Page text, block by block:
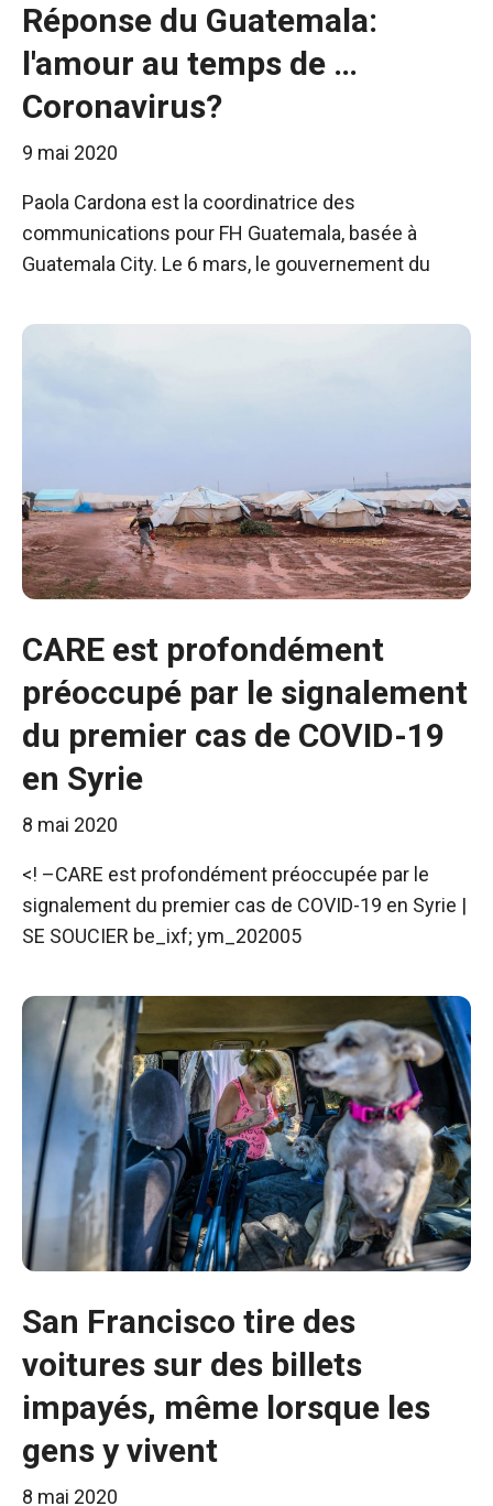
Réponse du Guatemala:
l'amour au temps de …
Coronavirus?
9 mai 2020
Paola Cardona est la coordinatrice des
communications pour FH Guatemala, basée à
Guatemala City. Le 6 mars, le gouvernement du
CARE est profondément
préoccupé par le signalement
du premier cas de COVID-19
en Syrie
8 mai 2020
<! –CARE est profondément préoccupée par le
signalement du premier cas de COVID-19 en Syrie |
SE SOUCIER be_ixf; ym_202005
San Francisco tire des
voitures sur des billets
impayés, même lorsque les
gens y vivent
8 mai 2020